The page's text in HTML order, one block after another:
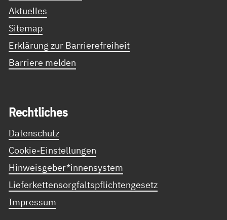
Aktuelles
Sitemap
Erklärung zur Barrierefreiheit
Barriere melden
Recht­li­ches
Datenschutz
Cookie-Einstellungen
Hinweisgeber*innensystem
Lieferkettensorgfaltspflichtengesetz
Impressum